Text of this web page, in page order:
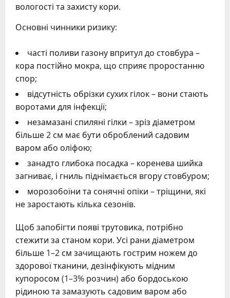
вологості та захисту кори.
Основні чинники ризику:
часті поливи газону впритул до стовбура –
кора постійно мокра, що сприяє проростанню
спор;
відсутність обрізки сухих гілок – вони стають
воротами для інфекції;
незамазані спиляні гілки – зріз діаметром
більше 2 см має бути оброблений садовим
варом або оліфою;
занадто глибока посадка – коренева шийка
загниває, і гниль піднімається вгору стовбуром;
морозобоїни та сонячні опіки – тріщини, які
не заростають кілька сезонів.
Щоб запобігти появі трутовика, потрібно
стежити за станом кори. Усі рани діаметром
більше 1–2 см зачищають гострим ножем до
здорової тканини, дезінфікують мідним
купоросом (1–3% розчин) або бордоською
рідиною та замазують садовим варом або